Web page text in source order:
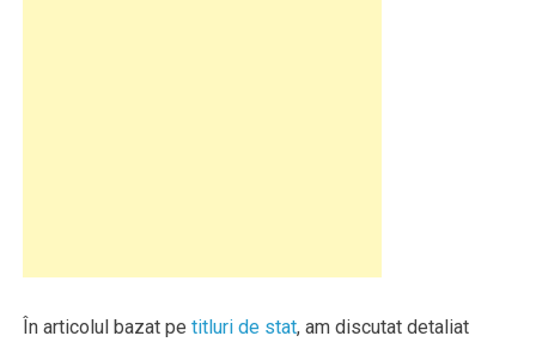
În articolul bazat petitluri de stat, am discutat detaliat